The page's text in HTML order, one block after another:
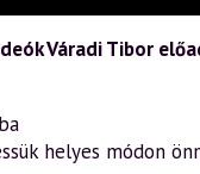
Váradi Tibor
helyes módon